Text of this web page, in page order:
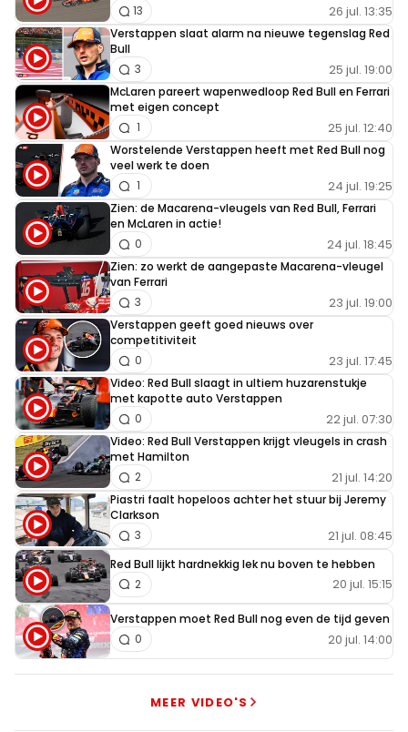
26 jul. 13:35
13
Verstappen slaat alarm na nieuwe tegenslag Red
Bull
25 jul. 19:00
3
McLaren pareert wapenwedloop Red Bull en Ferrari
met eigen concept
25 jul. 12:40
1
Worstelende Verstappen heeft met Red Bull nog
veel werk te doen
24 jul. 19:25
1
Zien: de Macarena-vleugels van Red Bull, Ferrari
en McLaren in actie!
24 jul. 18:45
0
Zien: zo werkt de aangepaste Macarena-vleugel
van Ferrari
23 jul. 19:00
3
Verstappen geeft goed nieuws over
competitiviteit
23 jul. 17:45
0
Video: Red Bull slaagt in ultiem huzarenstukje
met kapotte auto Verstappen
22 jul. 07:30
0
Video: Red Bull Verstappen krijgt vleugels in crash
met Hamilton
21 jul. 14:20
2
Piastri faalt hopeloos achter het stuur bij Jeremy
Clarkson
21 jul. 08:45
3
Red Bull lijkt hardnekkig lek nu boven te hebben
20 jul. 15:15
2
Verstappen moet Red Bull nog even de tijd geven
20 jul. 14:00
0
MEER VIDEO'S